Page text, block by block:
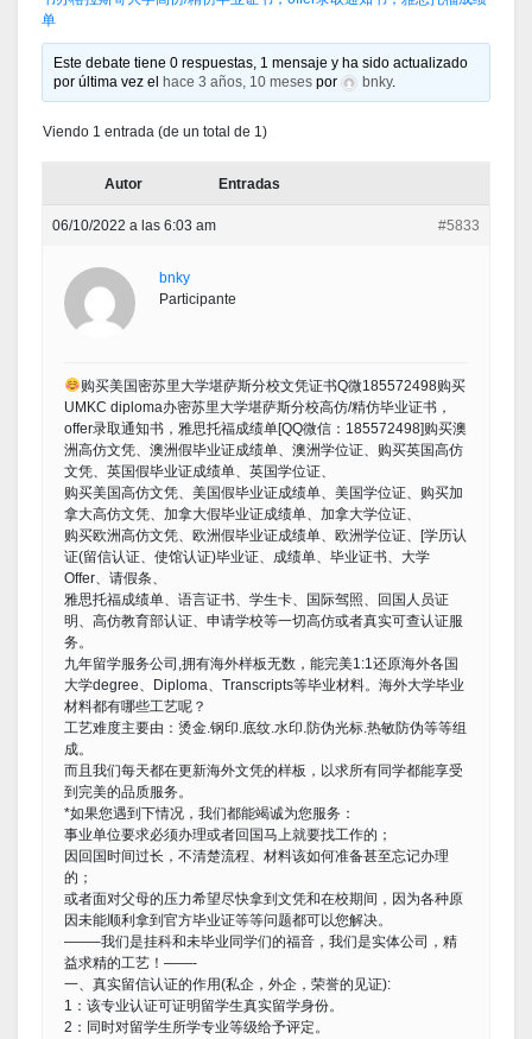
单
Este debate tiene 0 respuestas, 1 mensaje y ha sido actualizado
por última vez el
hace 3 años, 10 meses por bnky.
Viendo 1 entrada (de un total de 1)
Autor Entradas
06/10/2022 a las 6:03 am #5833
bnky
Participante
购买美国密苏里大学堪萨斯分校文凭证书Q微185572498购买
UMKC diploma办密苏里大学堪萨斯分校高仿/精仿毕业证书，
offer录取通知书，雅思托福成绩单[QQ微信：185572498]购买澳
洲高仿文凭、澳洲假毕业证成绩单、澳洲学位证、购买英国高仿
文凭、英国假毕业证成绩单、英国学位证、
购买美国高仿文凭、美国假毕业证成绩单、美国学位证、购买加
拿大高仿文凭、加拿大假毕业证成绩单、加拿大学位证、
购买欧洲高仿文凭、欧洲假毕业证成绩单、欧洲学位证、[学历认
证(留信认证、使馆认证)毕业证、成绩单、毕业证书、大学
Offer、请假条、
雅思托福成绩单、语言证书、学生卡、国际驾照、回国人员证
明、高仿教育部认证、申请学校等一切高仿或者真实可查认证服
务。
九年留学服务公司,拥有海外样板无数，能完美1:1还原海外各国
大学degree、Diploma、Transcripts等毕业材料。海外大学毕业
材料都有哪些工艺呢？
工艺难度主要由：烫金.钢印.底纹.水印.防伪光标.热敏防伪等等组
成。
而且我们每天都在更新海外文凭的样板，以求所有同学都能享受
到完美的品质服务。
*如果您遇到下情况，我们都能竭诚为您服务：
事业单位要求必须办理或者回国马上就要找工作的；
因回国时间过长，不清楚流程、材料该如何准备甚至忘记办理
的；
或者面对父母的压力希望尽快拿到文凭和在校期间，因为各种原
因未能顺利拿到官方毕业证等等问题都可以您解决。
——–我们是挂科和未毕业同学们的福音，我们是实体公司，精
益求精的工艺！——-
一、真实留信认证的作用(私企，外企，荣誉的见证):
1：该专业认证可证明留学生真实留学身份。
2：同时对留学生所学专业等级给予评定。